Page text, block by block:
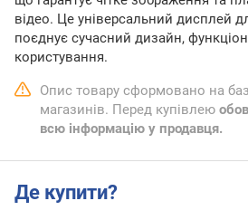
відео. Це універсальний дисплей
поєднує сучасний дизайн,
користування.
Опис товару сформовано на
магазинів. Перед купівлею
всю інформацію у продавця.
Де купити?